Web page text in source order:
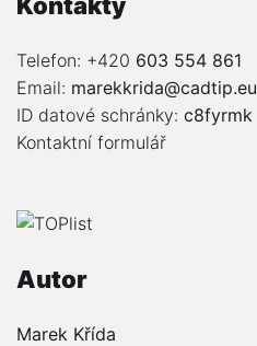
Telefon: +420 603 554 861
Email: marekkrida@cadtip.eu
ID datové schránky: c8fyrmk
Kontaktní formulář
Autor
Marek Křída